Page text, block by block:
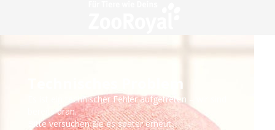
Technisches Problem
Es ist ein technischer Fehler aufgetreten – wir sind
bereits dran.
Bitte versuchen Sie es später erneut.